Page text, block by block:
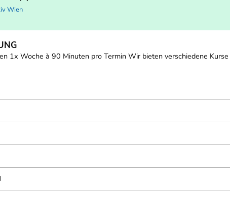
Wien
1x Woche à 90 Minuten pro Termin Wir bieten verschiedene